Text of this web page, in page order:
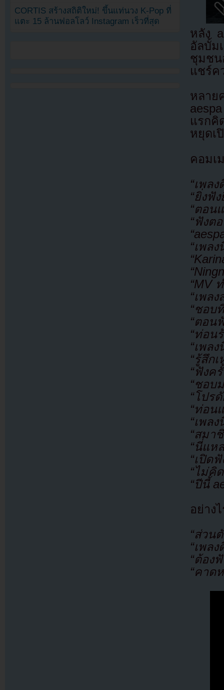
หลัง
อัลบั้ม
ชุมชน
แชร์ค
หลาย
แรกคิ
หยุดเ
คอมเ
“เพล
“ยิ่งฟั
“ตอน
“ฟังต
“เพล
“MV
“เพล
“ชอบ
“ตอน
“ท่อน
“เพล
“รู้สึก
“ฟังค
“ชอบ
“โปร
“ท่อน
“เพล
“สมา
“นี่แห
“เปิด
“ไม่คิ
“ปีนี้
อย่าง
“ส่วน
“เพล
“ต้อง
“คาด
CORTIS สร้างสถิติใหม่! ขึ้นแท่นวง K-Pop ที่
แตะ 15 ล้านฟอลโลว์ Instagram เร็วที่สุด